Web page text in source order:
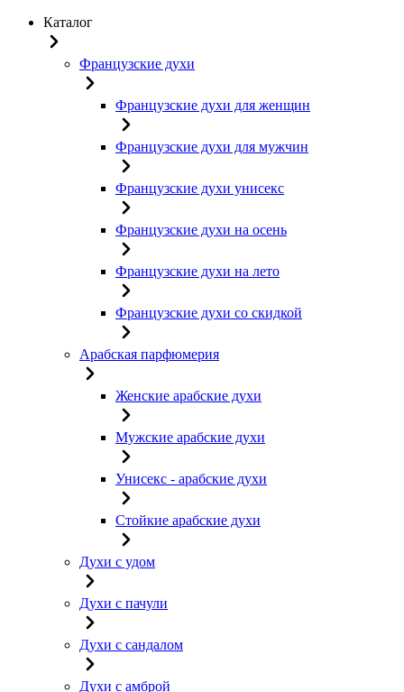
Каталог
Французские духи
Французские духи для женщин
Французские духи для мужчин
Французские духи унисекс
Французские духи на осень
Французские духи на лето
Французские духи со скидкой
Арабская парфюмерия
Женские арабские духи
Мужские арабские духи
Унисекс - арабские духи
Стойкие арабские духи
Духи с удом
Духи с пачули
Духи с сандалом
Духи с амброй